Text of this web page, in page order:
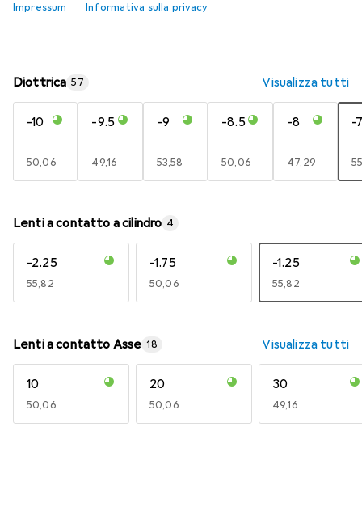
Impressum Informativa sulla privacy
Diottrica 57 Visualizza tutti
-10
EUR
50,06
-9.5
EUR
49,16
-9
EUR
53,58
-8.5
EUR
50,06
-8
EUR
47,29
-
Lenti a contatto a cilindro 4
-2.25
EUR
55,82
-1.75
EUR
50,06
-1.25
EUR
55,82
Lenti a contatto Asse 18 Visualizza tutti
10
EUR
50,06
20
EUR
50,06
30
EUR
49,16